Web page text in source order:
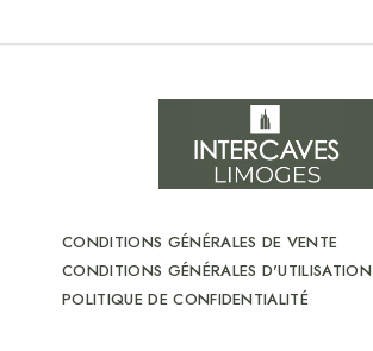
CONDITIONS GÉNÉRALES DE VENTE
CONDITIONS GÉNÉRALES D'UTILISATION
POLITIQUE DE CONFIDENTIALITÉ